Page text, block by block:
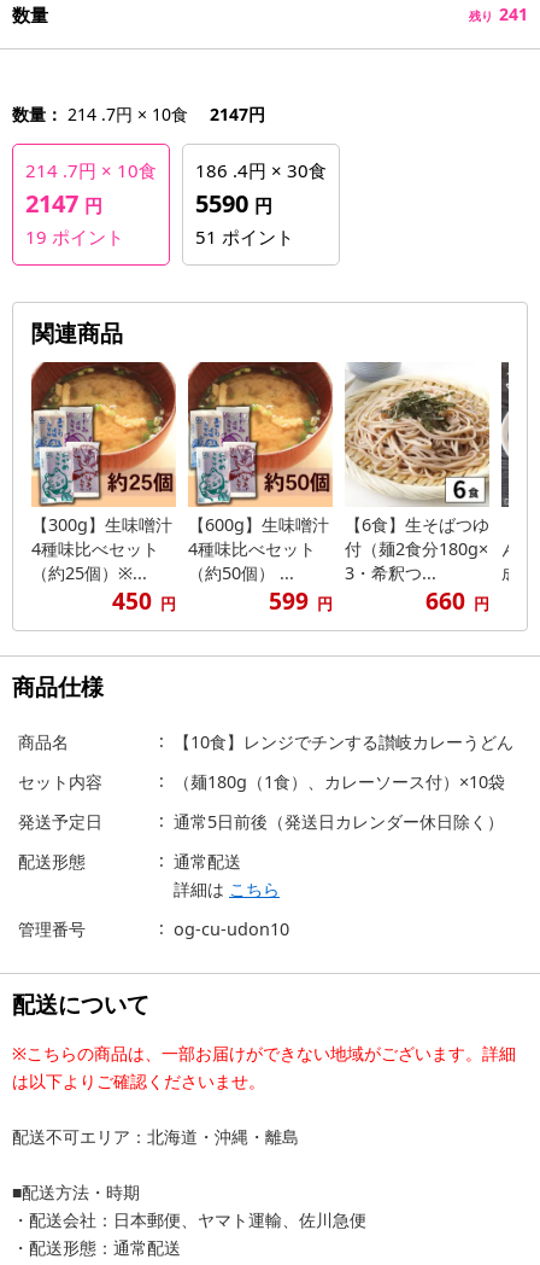
数量 残り 241
数量： 214 .7円 × 10食 2147円
214 .7円 × 10食
2147 円
19 ポイント
186 .4円 × 30食
5590 円
51 ポイント
関連商品
【300g】生味噌汁
4種味比べセット
（約25個）※...
450 円
【600g】生味噌汁
4種味比べセット
（約50個） ...
599 円
【6食】生そばつゆ
付（麺2食分180g×
3・希釈つ...
660 円
ん
成
商品仕様
商品名
【10食】レンジでチンする讃岐カレーうどん
セット内容
（麺180g（1食）、カレーソース付）×10袋
発送予定日
通常5日前後（発送日カレンダー休日除く）
配送形態
通常配送
詳細は こちら
管理番号
og-cu-udon10
配送について
※こちらの商品は、一部お届けができない地域がございます。詳細
は以下よりご確認くださいませ。
配送不可エリア：北海道・沖縄・離島
■配送方法・時期
・配送会社：日本郵便、ヤマト運輸、佐川急便
・配送形態：通常配送